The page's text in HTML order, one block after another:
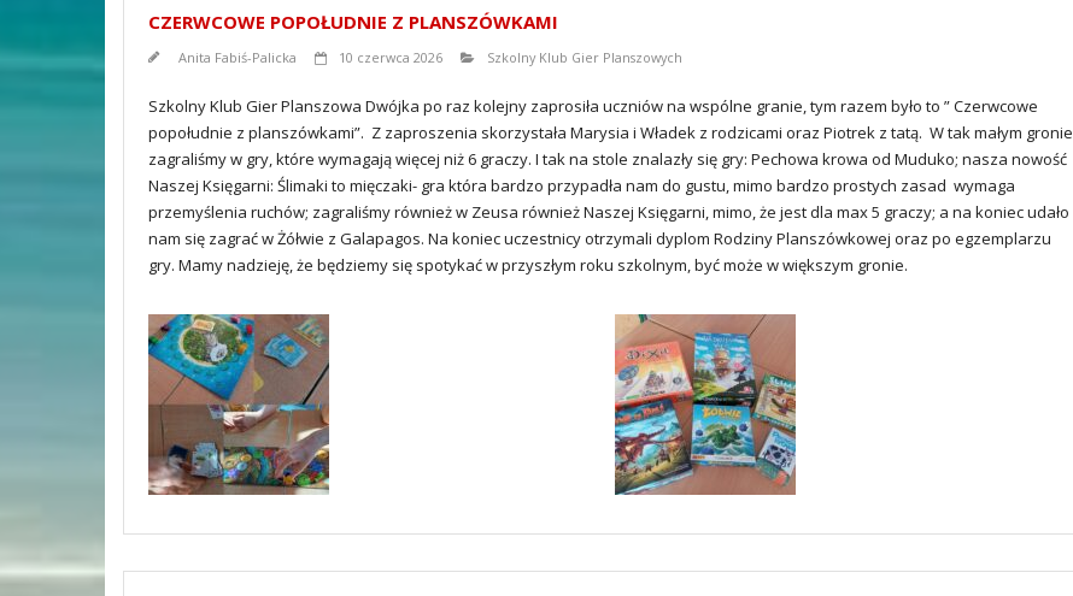
CZERWCOWE POPOŁUDNIE Z PLANSZÓWKAMI
Anita Fabiś-Palicka 10 czerwca 2026 Szkolny Klub Gier Planszowych
Szkolny Klub Gier Planszowa Dwójka po raz kolejny zaprosiła uczniów na wspólne granie, tym razem było to ” Czerwcowe
popołudnie z planszówkami”. Z zaproszenia skorzystała Marysia i Władek z rodzicami oraz Piotrek z tatą. W tak małym gronie
zagraliśmy w gry, które wymagają więcej niż 6 graczy. I tak na stole znalazły się gry: Pechowa krowa od Muduko; nasza nowość
Naszej Księgarni: Ślimaki to mięczaki- gra która bardzo przypadła nam do gustu, mimo bardzo prostych zasad wymaga
przemyślenia ruchów; zagraliśmy również w Zeusa również Naszej Księgarni, mimo, że jest dla max 5 graczy; a na koniec udało
nam się zagrać w Żółwie z Galapagos. Na koniec uczestnicy otrzymali dyplom Rodziny Planszówkowej oraz po egzemplarzu
gry. Mamy nadzieję, że będziemy się spotykać w przyszłym roku szkolnym, być może w większym gronie.